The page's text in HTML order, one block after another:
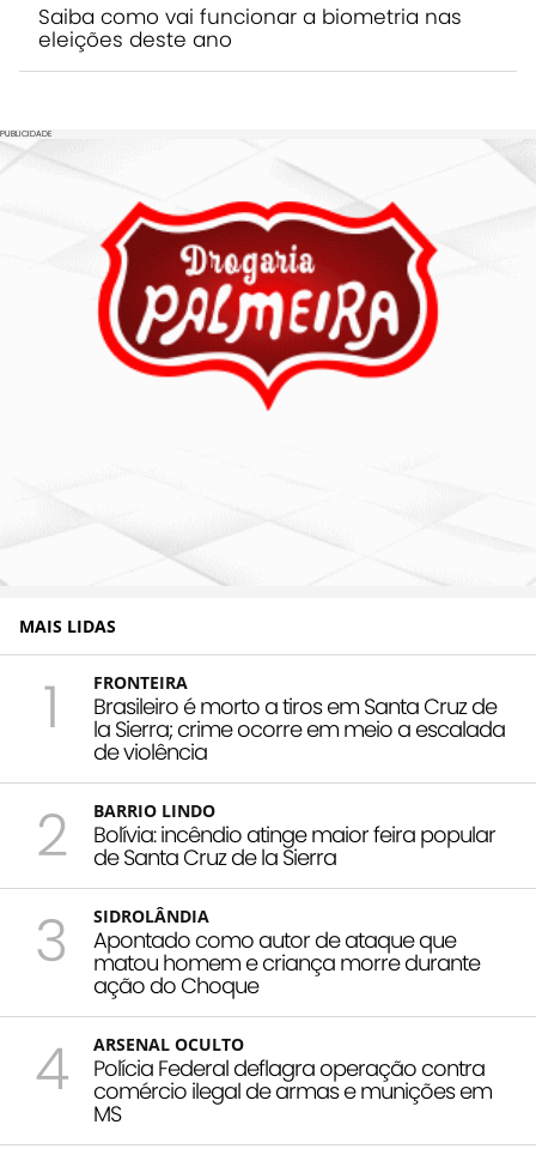
Saiba como vai funcionar a biometria nas
eleições deste ano
PUBLICIDADE
MAIS LIDAS
1 FRONTEIRA
Brasileiro é morto a tiros em Santa Cruz de
la Sierra; crime ocorre em meio a escalada
de violência
2 BARRIO LINDO
Bolívia: incêndio atinge maior feira popular
de Santa Cruz de la Sierra
3 SIDROLÂNDIA
Apontado como autor de ataque que
matou homem e criança morre durante
ação do Choque
4 ARSENAL OCULTO
Polícia Federal deflagra operação contra
comércio ilegal de armas e munições em
MS